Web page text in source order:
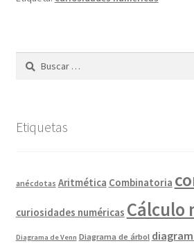
Buscar:
Etiquetas
anécdotas Aritmética Combinatoria
curiosidades numéricas Cálculo
Diagrama de Venn Diagrama de árbol